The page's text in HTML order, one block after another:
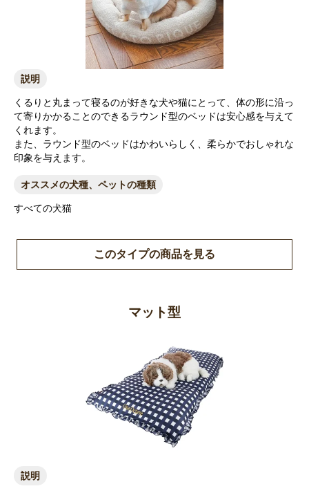
説明
くるりと丸まって寝るのが好きな犬や猫にとって、体の形に沿っ
て寄りかかることのできるラウンド型のベッドは安心感を与えて
くれます。
また、ラウンド型のベッドはかわいらしく、柔らかでおしゃれな
印象を与えます。
オススメの犬種、ペットの種類
すべての犬猫
このタイプの商品を見る
マット型
説明